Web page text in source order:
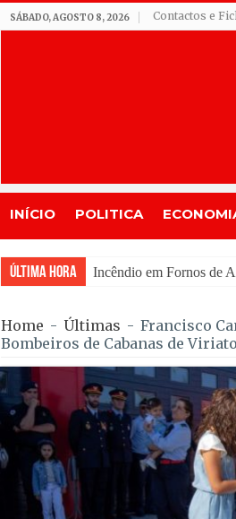
SÁBADO, AGOSTO 8, 2026 Contactos e
INÍCIO POLITICA
Última Hora Seia assinala centenário
Home - Últimas - Francisco
Bombeiros de Cabanas de Viriato